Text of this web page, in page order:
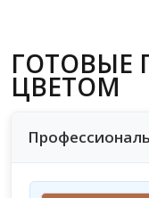
ГОТОВЫЕ
ЦВЕТОМ